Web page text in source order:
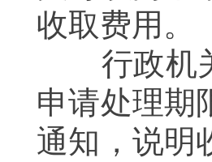
收取费用。
行政机关
申请处理期
通知，说明